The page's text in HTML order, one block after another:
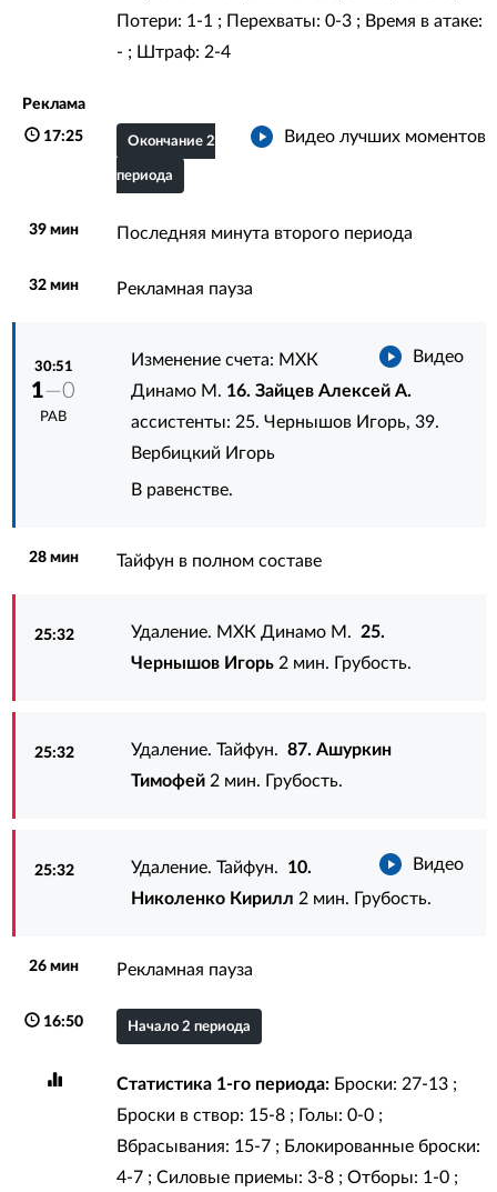
Потери: 1-1 ; Перехваты: 0-3 ; Время в атаке:
- ; Штраф: 2-4
Реклама
17:25 Видео лучших моментов
Окончание 2
периода
39 мин Последняя минута второго периода
32 мин Рекламная пауза
30:51
1—0
РАВ
Видео
Изменение счета: МХК
Динамо М. 16. Зайцев Алексей А.
ассистенты: 25. Чернышов Игорь,39.
Вербицкий Игорь
В равенстве.
28 мин Тайфун в полном составе
25:32 Удаление. МХК Динамо М.25.
Чернышов Игорь 2 мин. Грубость.
25:32 Удаление. Тайфун.87. Ашуркин
Тимофей 2 мин. Грубость.
25:32 Видео
Удаление. Тайфун. 10.
Николенко Кирилл 2 мин. Грубость.
26 мин Рекламная пауза
16:50 Начало 2 периода
Статистика 1-го периода:Броски: 27-13 ;
Броски в створ: 15-8 ; Голы: 0-0 ;
Вбрасывания: 15-7 ; Блокированные броски:
4-7 ; Силовые приемы: 3-8 ; Отборы: 1-0 ;